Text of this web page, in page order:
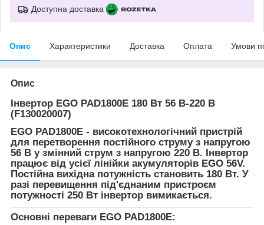
Доступна доставка
Опис Характеристики Доставка Оплата Умови
Опис
Інвертор EGO PAD1800E 180 Вт 56 В-220 В
(F130020007)
EGO PAD1800E - високотехнологічний пристрій
для перетворення постійного струму з напругою
56 В у змінний струм з напругою 220 В. Інвертор
працює від усієї лінійки акумуляторів EGO 56V.
Постійна вихідна потужність становить 180 Вт. У
разі перевищення під'єднаним пристроєм
потужності 250 Вт інвертор вимикається.
Основні переваги EGO PAD1800E: